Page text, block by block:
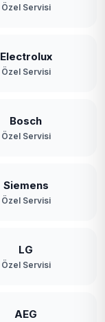
Özel Servisi
Electrolux
Özel Servisi
Bosch
Özel Servisi
Siemens
Özel Servisi
LG
Özel Servisi
AEG